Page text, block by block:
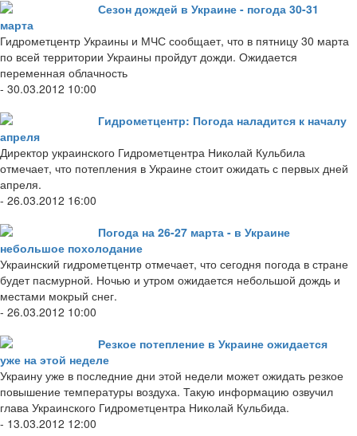
Сезон дождей в Украине - погода 30-31
марта
Гидрометцентр Украины и МЧС сообщает, что в пятницу 30 марта
по всей территории Украины пройдут дожди. Ожидается
переменная облачность
- 30.03.2012 10:00
Гидрометцентр: Погода наладится к началу
апреля
Директор украинского Гидрометцентра Николай Кульбила
отмечает, что потепления в Украине стоит ожидать с первых дней
апреля.
- 26.03.2012 16:00
Погода на 26-27 марта - в Украине
небольшое похолодание
Украинский гидрометцентр отмечает, что сегодня погода в стране
будет пасмурной. Ночью и утром ожидается небольшой дождь и
местами мокрый снег.
- 26.03.2012 10:00
Резкое потепление в Украине ожидается
уже на этой неделе
Украину уже в последние дни этой недели может ожидать резкое
повышение температуры воздуха. Такую информацию озвучил
глава Украинского Гидрометцентра Николай Кульбида.
- 13.03.2012 12:00